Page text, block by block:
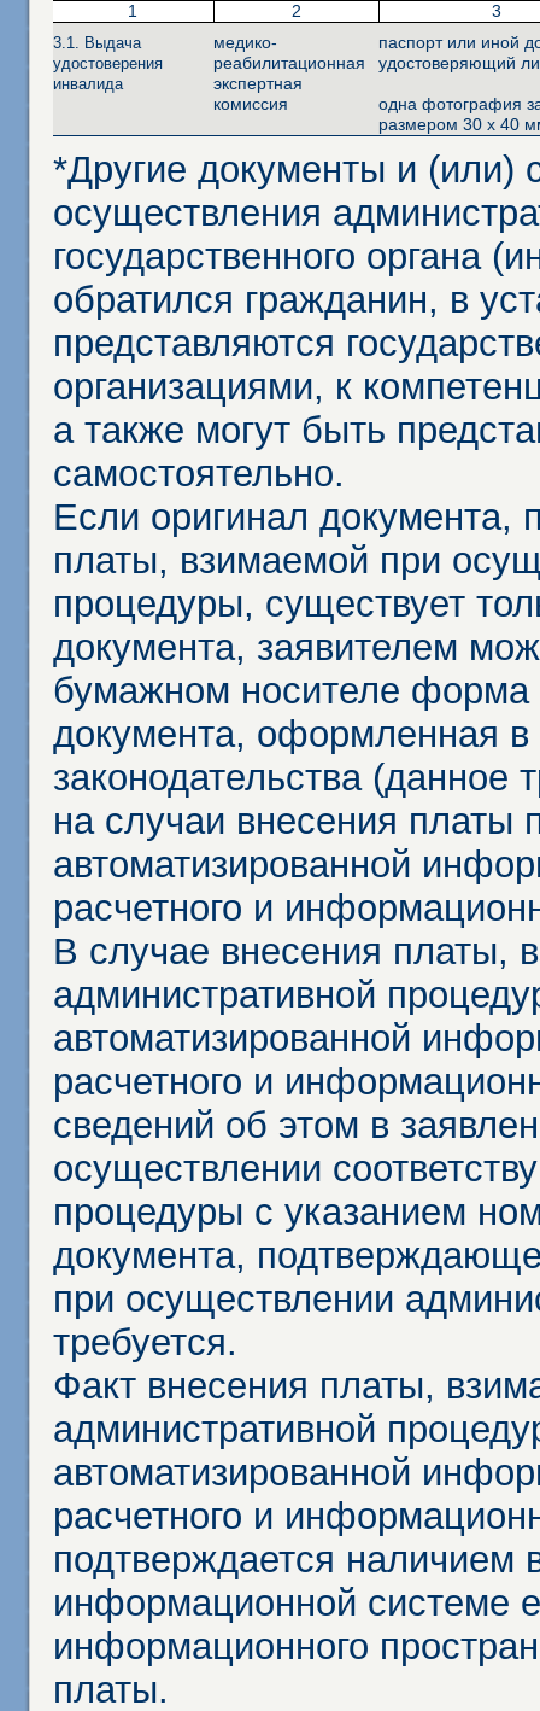
1 2 3
3.1. Выдача
удостоверения
инвалида
медико-
реабилитационная
экспертная
комиссия
паспорт или иной
удостоверяющий
одна фотография
размером 30 х 40
*Другие документы и (или)
осуществления
государственного органа
обратился гражданин, в
представляются
организациями, к
а также могут быть
самостоятельно.
Если оригинал документа,
платы, взимаемой при
процедуры, существует
документа, заявителем
бумажном носителе форма
документа, оформленная в
законодательства (данное
на случаи внесения платы
автоматизированной
расчетного и
В случае внесения платы,
административной
автоматизированной
расчетного и
сведений об этом в
осуществлении
процедуры с указанием
документа,
при осуществлении
требуется.
Факт внесения платы,
административной
автоматизированной
расчетного и
подтверждается наличием
информационной системе
информационного
платы.